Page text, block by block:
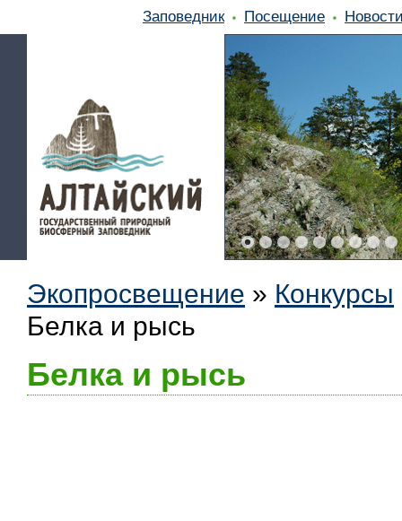
Заповедник Посещение
Экопросвещение » Конкурсы
Белка и рысь
Белка и рысь